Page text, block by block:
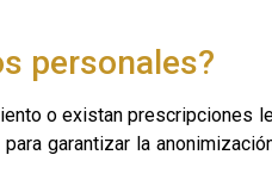
personales?
o existan prescripciones
garantizar la